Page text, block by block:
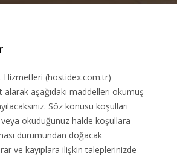
(hostidex.com.tr)
alarak aşağıdaki maddelleri okumuş
Söz konusu koşulları
okuduğunuz halde koşullara
durumundan doğacak
ve kayıplara ilişkin taleplerinizde